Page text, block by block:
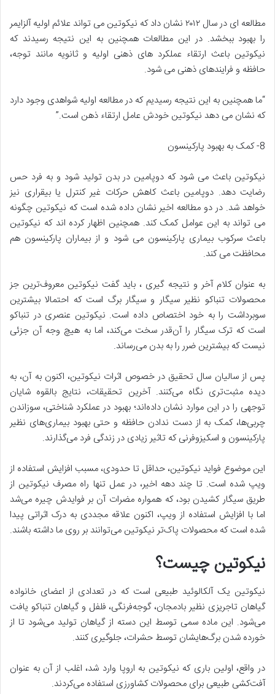
مطالعه ای در سال ۲۰۱۲ نشان داد که نیکوتین می تواند علائم اولیه آلزایمر
را بهبود ببخشد. در این مطالعات همچنین به این نتیجه رسیدند که
نیکوتین باعث ارتقاء عملکرد های ذهنی اولیه و ثانویه مانند توجه،
حافظه و فرایندهای ذهنی می شود.
“ما همچنین به این نتیجه رسیدیم که در مطالعه اولیه شواهدی وجود دارد
که نشان می‌ دهد نیکوتین خودش عامل ارتقاء ذهن است.”
8- کمک به بهبود پارکینسون
نیکوتین باعث می‌ شود که دوپامین در بدن تولید شود و به فرد حس
رضایت دهد. دوپامین باعث کاهش حرکات غیر کنترل یا بیقراری نیز
خواهد شد. در دو مطالعه اخیر نشان داده شده است که نیکوتین چگونه
می تواند به این عوامل کمک کند. همچنین اظهار کرده اند که نیکوتین
باعث سرکوب بیماری پارکینسون می شود و از بیماران پارکینسون هم
محافظت می کند.
به عنوان کلام آخر و نتیجه گیری ، باید گفت نیکوتین معروف‌ترین جز
محصولات تنباکو نظیر سیگار و سیگار برگ است که احتمالا بیشترین
سوبرداشت را به خود اختصاص داده است. نیکوتین عنصری در تنباکو
است که ترک سیگار را آن‌قدر سخت می‌کند، اما به هیچ وجه آن جزئی
نیست که بیشترین ضرر را به بدن می‌رساند.
پس از سالیان سال تحقیق در خصوص اثرات نیکوتین، اکنون به آن، به
دیده مثبت‌تری نگاه می‌کنند. آخرین تحقیقات، نتایج بالقوه شایان
توجهی را در این موارد نشان داده‌اند؛ بهبود در عملکرد شناختی، سوزاندن
چربی‌ها، کمک به از دست ندادن حافظه و حتی بهبود بیماری‌های نظیر
پارکینسون و اسکیزوفرنی که تاثیر زیادی در زندگی فرد می‌گذارند.
این موضوع فواید نیکوتین، حداقل تا حدودی، مسبب افزایش استفاده از
ویپ شده است. تا چند دهه اخیر، در عمل تنها راه مصرف نیکوتین از
طریق سیگار کشیدن بود، که همواره مضرات آن بر فوایدش چیره‌ می‌شد
اما با افزایش استفاده از ویپ، اکنون علاقه‌ مجددی به درک اثراتی پیدا
شده است که محصولات پاک‌تر نیکوتین می‌توانند بر روی ما داشته باشند.
نیکوتین چیست؟
نیکوتین یک آلکالوئید طبیعی است که در تعدادی از اعضای خانواده
گیاهان تاجریزی نظیر بادمجان، گوجه‌فرنگی، فلفل و گیاهان تنباکو یافت
می‌شود. این ماده سمی توسط این دسته از گیاهان تولید می‌شود تا از
خورده شدن برگ‌هایشان توسط حشرات، جلوگیری کنند.
در واقع، اولین باری که نیکوتین به اروپا وارد شد، اغلب از آن به عنوان
آفت‌کشی طبیعی برای محصولات کشاورزی استفاده می‌کردند.